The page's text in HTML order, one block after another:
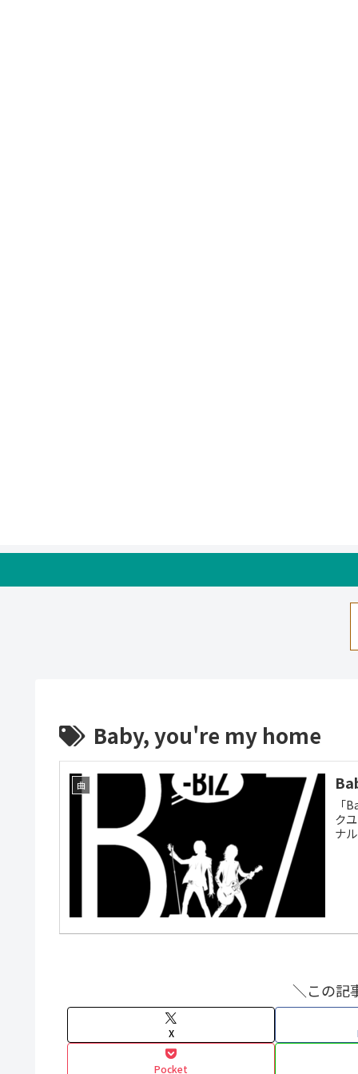
Baby, you're my home
曲
「
ク
ナ
＼この記
X
Pocket